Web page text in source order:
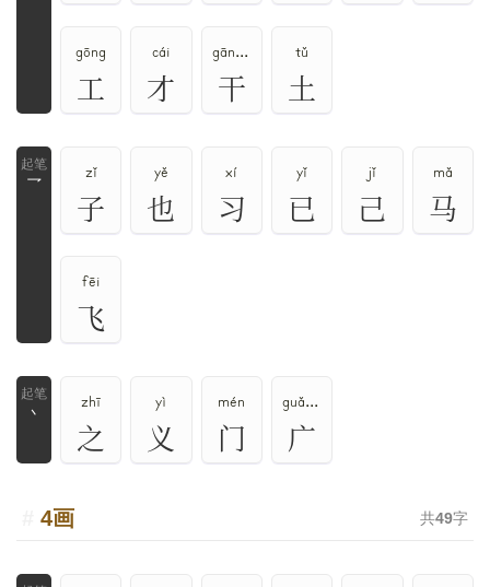
gōng
工
cái
才
gān、gàn
干
tǔ
土
乛
zǐ
子
yě
也
xí
习
yǐ
已
jǐ
己
mǎ
马
fēi
飞
丶
zhī
之
yì
义
mén
门
guǎng、ān、yǎn
广
4画 共49字